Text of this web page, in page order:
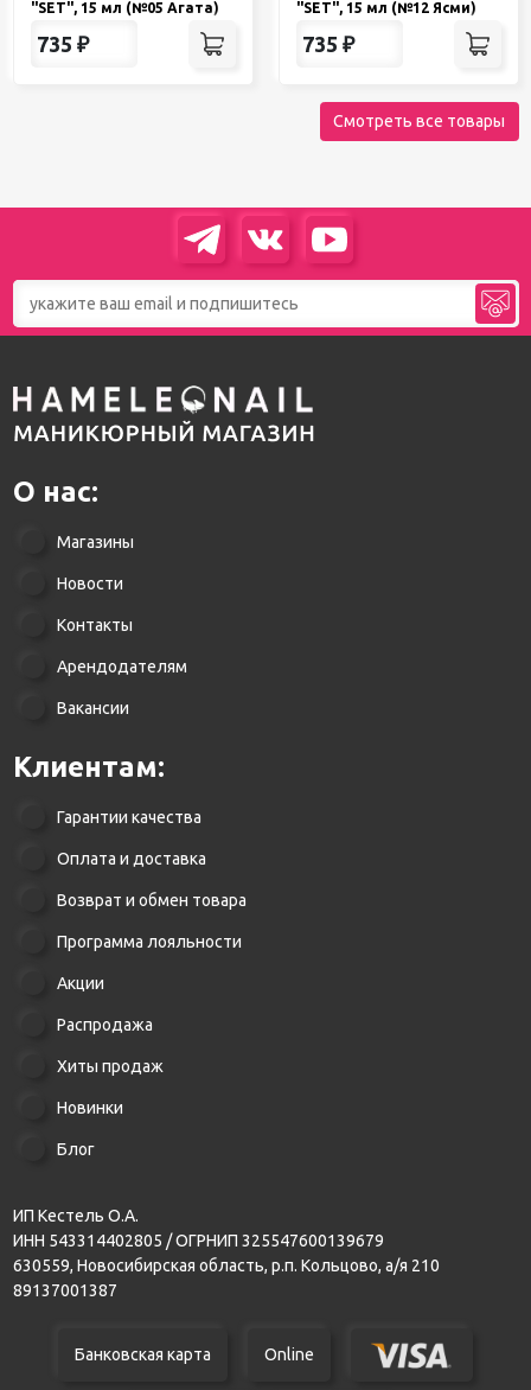
"SET", 15 мл (№05 Агата)
735 ₽
"SET", 15 мл (№12 Ясми)
735 ₽
Смотреть все товары
О нас:
Магазины
Новости
Контакты
Арендодателям
Вакансии
Клиентам:
Гарантии качества
Оплата и доставка
Возврат и обмен товара
Программа лояльности
Акции
Распродажа
Хиты продаж
Новинки
Блог
ИП Кестель О.А.
ИНН 543314402805 / ОГРНИП 325547600139679
630559, Новосибирская область, р.п. Кольцово, а/я 210
89137001387
Банковская карта Online